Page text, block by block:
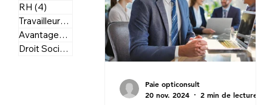
RH (4)
Travailleurs independant
(1) 1 post
Avantages Sociaux
(2) 2 posts
Droit Social
Paie opticonsult
20 nov. 2024
2 min de lecture